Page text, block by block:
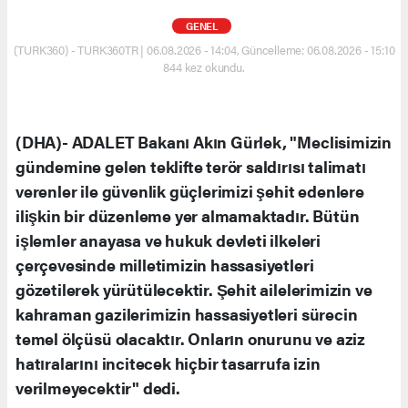
GENEL
(TURK360) - TURK360TR | 06.08.2026 - 14:04, Güncelleme: 06.08.2026 - 15:10
844 kez okundu.
(DHA)- ADALET Bakanı Akın Gürlek, "Meclisimizin
gündemine gelen teklifte terör saldırısı talimatı
verenler ile güvenlik güçlerimizi şehit edenlere
ilişkin bir düzenleme yer almamaktadır. Bütün
işlemler anayasa ve hukuk devleti ilkeleri
çerçevesinde milletimizin hassasiyetleri
gözetilerek yürütülecektir. Şehit ailelerimizin ve
kahraman gazilerimizin hassasiyetleri sürecin
temel ölçüsü olacaktır. Onların onurunu ve aziz
hatıralarını incitecek hiçbir tasarrufa izin
verilmeyecektir" dedi.